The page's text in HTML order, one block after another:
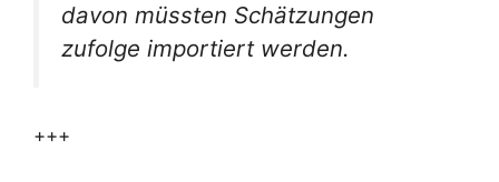
davon müssten Schätzungen
zufolge importiert werden.
+++